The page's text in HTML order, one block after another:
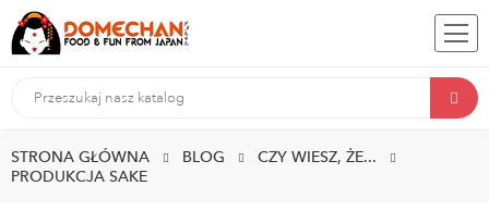
STRONA GŁÓWNA BLOG
CZY WIESZ, ŻE...
PRODUKCJA SAKE